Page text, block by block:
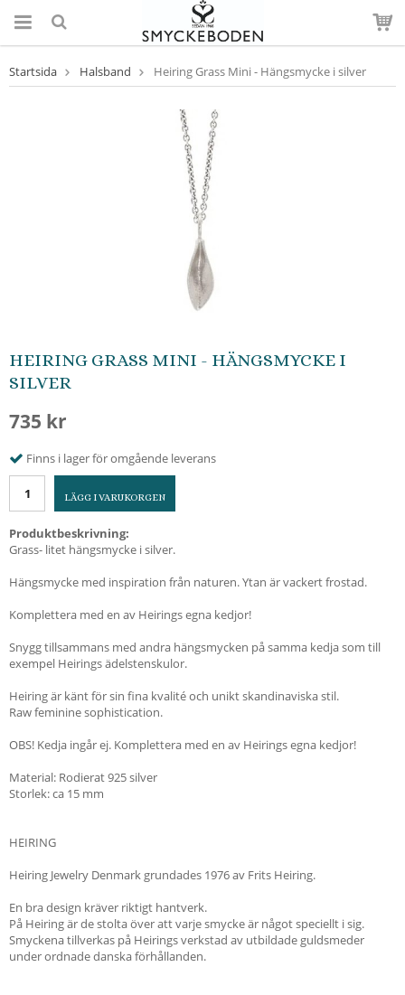
Startsida Halsband Heiring Grass Mini - Hängsmycke i silver
HEIRING GRASS MINI - HÄNGSMYCKE I
SILVER
735 kr
Finns i lager för omgående leverans
LÄGG I VARUKORGEN
Produktbeskrivning:
Grass- litet hängsmycke i silver.
Hängsmycke med inspiration från naturen. Ytan är vackert frostad.
Komplettera med en av Heirings egna kedjor!
Snygg tillsammans med andra hängsmycken på samma kedja som till
exempel Heirings ädelstenskulor.
Heiring är känt för sin fina kvalité och unikt skandinaviska stil.
Raw feminine sophistication.
OBS! Kedja ingår ej. Komplettera med en av Heirings egna kedjor!
Material: Rodierat 925 silver
Storlek: ca 15 mm
HEIRING
Heiring Jewelry Denmark grundades 1976 av Frits Heiring.
En bra design kräver riktigt hantverk.
På Heiring är de stolta över att varje smycke är något speciellt i sig.
Smyckena tillverkas på Heirings verkstad av utbildade guldsmeder
under ordnade danska förhållanden.